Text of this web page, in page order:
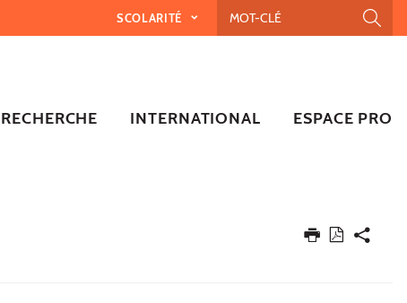
SCOLARITÉ
RECHERCHE INTERNATIONAL ESPACE PRO